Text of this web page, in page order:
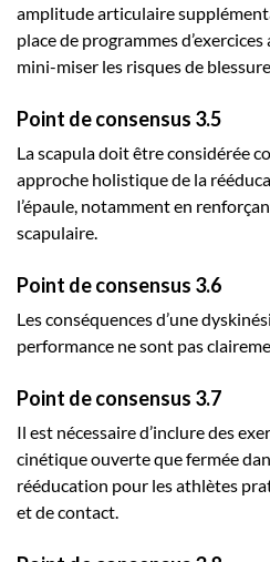
amplitude articulaire
place de programmes
mini-miser les risques de
Point de consensus 3.5
La scapula doit être considérée
approche holistique de la
l’épaule, notamment en
scapulaire.
Point de consensus 3.6
Les conséquences d’une
performance ne sont pas
Point de consensus 3.7
Il est nécessaire d’inclure des
cinétique ouverte que fermée
rééducation pour les athlètes
et de contact.